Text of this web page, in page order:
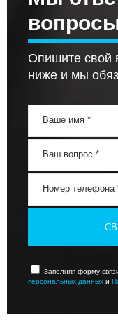
Опишите свой
ниже и мы
Заполняя форму
персональных данных и